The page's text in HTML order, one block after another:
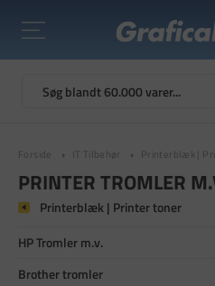
Forside IT Tilbehør Printerblæk |
PRINTER TROMLER
Printerblæk | Printer toner
HP Tromler m.v.
Brother tromler